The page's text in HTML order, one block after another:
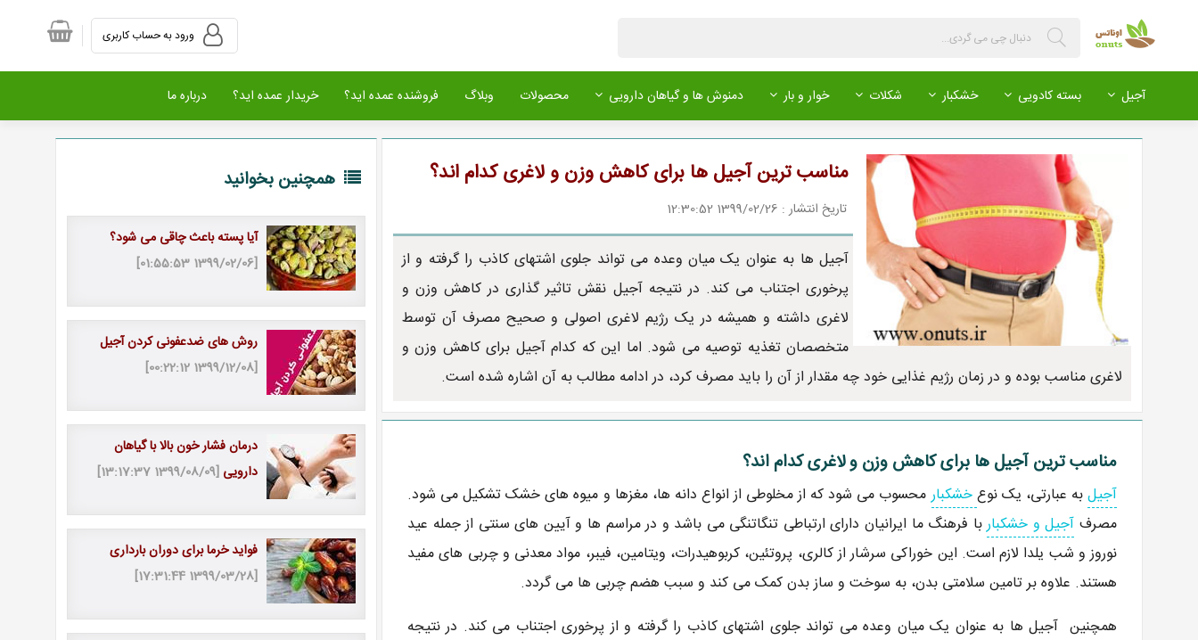
آجیل بسته کادویی خشکبار شکلات خوار و بار دمنوش ها و گیاهان دارویی محصولات وبلاگ فروشنده عمده اید؟ خریدار عمده اید؟ درباره ما
مناسب ترین آجیل ها برای کاهش وزن و لاغری کدام اند؟
تاریخ انتشار : 1399/02/26 12:30:52
آجیل ها به عنوان یک میان وعده می تواند جلوی اشتهای کاذب را گرفته و از
پرخوری اجتناب می کند. در نتیجه آجیل نقش تاثیر گذاری در کاهش وزن و
لاغری داشته و همیشه در یک رژیم لاغری اصولی و صحیح مصرف آن توسط
متخصصان تغذیه توصیه می شود. اما این که کدام آجیل برای کاهش وزن و
لاغری مناسب بوده و در زمان رژیم غذایی خود چه مقدار از آن را باید مصرف کرد، در ادامه مطالب به آن اشاره شده است.
مناسب ترین آجیل ها برای کاهش وزن و لاغری کدام اند؟
آجیلبه عبارتی، یک نوعخشکبارمحسوب می شود که از مخلوطی از انواع دانه ها، مغزها و میوه های خشک تشکیل می شود.
مصرف آجیل و خشکباربا فرهنگ ما ایرانیان دارای ارتباطی تنگاتنگی می باشد و در مراسم ها و آیین های سنتی از جمله عید
نوروز و شب یلدا لازم است. این خوراکی سرشار از کالری، پروتئین، کربوهیدرات، ویتامین، فیبر، مواد معدنی و چربی های مفید
هستند. علاوه بر تامین سلامتی بدن، به سوخت و ساز بدن کمک می کند و سبب هضم چربی ها می گردد.
همچنین آجیل ها به عنوان یک میان وعده می تواند جلوی اشتهای کاذب را گرفته و از پرخوری اجتناب می کند. در نتیجه
همچنین بخوانید
آیا پسته باعث چاقی می شود؟
[1399/02/06 01:55:53]
روش های ضدعفونی کردن آجیل
[1399/12/08 00:22:12]
درمان فشار خون بالا با گیاهان
دارویی [1399/08/09 13:17:37]
فواید خرما برای دوران بارداری
[1399/03/28 17:31:44]